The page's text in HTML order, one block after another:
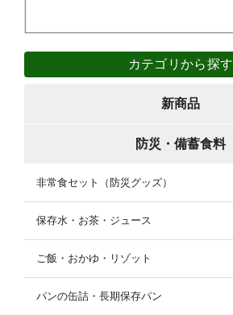
カテゴリから探す
新商品
防災・備蓄食料
非常食セット（防災グッズ）
保存水・お茶・ジュース
ご飯・おかゆ・リゾット
パンの缶詰・長期保存パン